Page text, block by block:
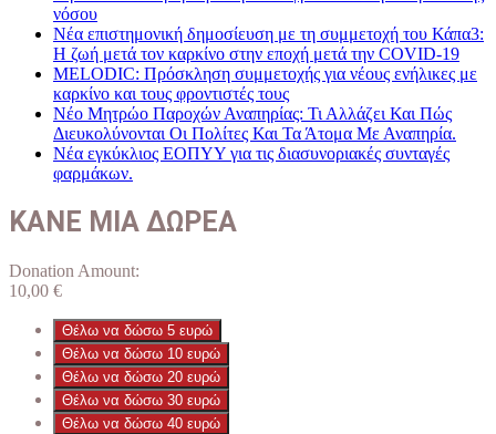
νόσου
Νέα επιστημονική δημοσίευση με τη συμμετοχή του Κάπα3:
Η ζωή μετά τον καρκίνο στην εποχή μετά την COVID-19
MELODIC: Πρόσκληση συμμετοχής για νέους ενήλικες με
καρκίνο και τους φροντιστές τους
Νέο Μητρώο Παροχών Αναπηρίας: Τι Αλλάζει Και Πώς
Διευκολύνονται Οι Πολίτες Και Τα Άτομα Με Αναπηρία.
Νέα εγκύκλιος ΕΟΠΥΥ για τις διασυνοριακές συνταγές
φαρμάκων.
ΚΑΝΕ ΜΙΑ ΔΩΡΕΑ
Donation Amount:
10,00 €
Θέλω να δώσω 5 ευρώ
Θέλω να δώσω 10 ευρώ
Θέλω να δώσω 20 ευρώ
Θέλω να δώσω 30 ευρώ
Θέλω να δώσω 40 ευρώ